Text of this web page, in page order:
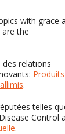
with grace
the
relations
Produits
.
telles
Control
.